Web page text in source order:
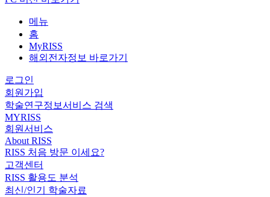
메뉴
홈
MyRISS
해외전자정보 바로가기
로그인
회원가입
학술연구정보서비스 검색
MYRISS
회원서비스
About RISS
RISS 처음 방문 이세요?
고객센터
RISS 활용도 분석
최신/인기 학술자료